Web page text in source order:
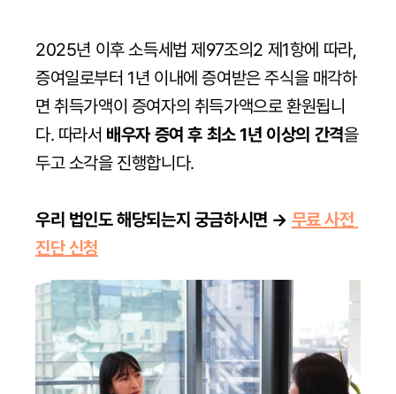
2025년 이후 소득세법 제97조의2 제1항에 따라,
증여일로부터 1년 이내에 증여받은 주식을 매각하
면 취득가액이 증여자의 취득가액으로 환원됩니
다. 따라서 배우자 증여 후 최소 1년 이상의 간격을
두고 소각을 진행합니다.
우리 법인도 해당되는지 궁금하시면 → 무료 사전
진단 신청